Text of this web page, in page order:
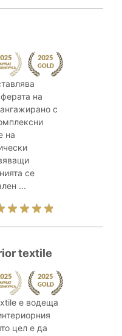
на
с
на
се
...
textile
е водеща
цел е да